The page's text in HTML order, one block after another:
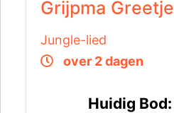
Grijpma Greetje
Jungle-lied
over 2 dagen
Huidig Bod: